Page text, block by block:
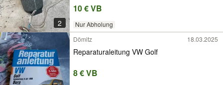
2
10 € VB
Nur Abholung
Dömitz
18.03.2025
Reparaturaleitung VW Golf
8 € VB